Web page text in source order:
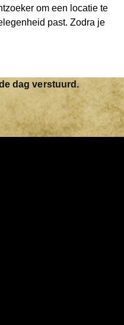
om een locatie te
past. Zodra je
reserveren en na
de bon staan en kan
keer op keer van
dag verstuurd.